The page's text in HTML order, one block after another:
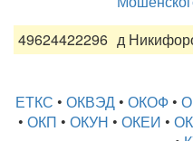
49624422296 д
ЕТКС • ОКВЭД • ОКОФ •
• ОКП • ОКУН • ОКЕИ •